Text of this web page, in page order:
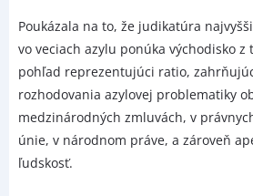
Poukázala na to, že judikatúra
vo veciach azylu ponúka východisko
pohľad reprezentujúci ratio,
rozhodovania azylovej problematiky
medzinárodných zmluvách, v
únie, v národnom práve, a zároveň
ľudskosť.